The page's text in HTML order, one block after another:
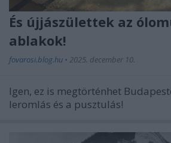
És újjászülettek az
ablakok!
fovarosi.blog.hu • 2025. december 10.
Igen, ez is megtörténhet
leromlás és a pusztulás!